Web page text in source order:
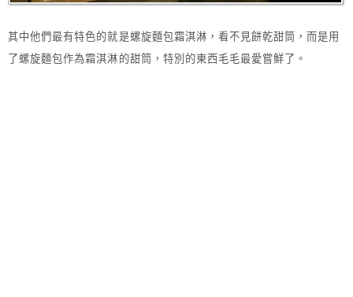
其中他們最有特色的就是螺旋麵包霜淇淋，看不見餅乾甜筒，而是用
了螺旋麵包作為霜淇淋的甜筒，特別的東西毛毛最愛嘗鮮了。